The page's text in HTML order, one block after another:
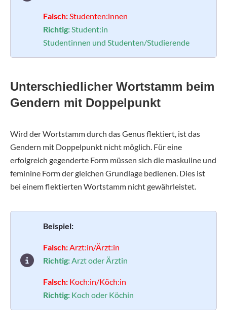
Falsch: Studenten:innen
Richtig: Student:in
Studentinnen und Studenten/Studierende
Unterschiedlicher Wortstamm beim
Gendern mit Doppelpunkt
Wird der Wortstamm durch das Genus flektiert, ist das
Gendern mit Doppelpunkt nicht möglich. Für eine
erfolgreich gegenderte Form müssen sich die maskuline und
feminine Form der gleichen Grundlage bedienen. Dies ist
bei einem flektierten Wortstamm nicht gewährleistet.
Beispiel:
Falsch:Arzt:in/Ärzt:in
Richtig:Arzt oder Ärztin
Falsch: Koch:in/Köch:in
Richtig: Koch oder Köchin